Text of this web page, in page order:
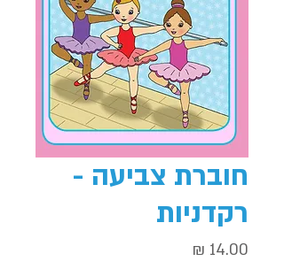
חוברת צביעה -
רקדניות